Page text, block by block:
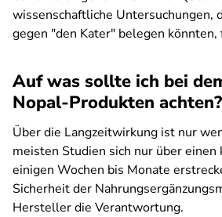
wissenschaftliche Untersuchungen,
gegen "den Kater" belegen könnten,
Auf was sollte ich bei
Nopal-Produkten achten?
Über die Langzeitwirkung ist nur
meisten Studien sich nur über einen
einigen Wochen bis Monate
Sicherheit der
Hersteller die Verantwortung.